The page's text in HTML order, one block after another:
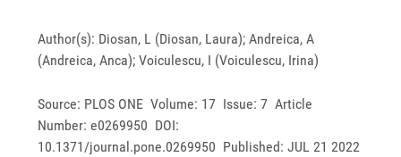
Author(s): Diosan, L (Diosan, Laura); Andreica, A
(Andreica, Anca); Voiculescu, I (Voiculescu, Irina)
Source: PLOS ONE Volume: 17 Issue: 7 Article
Number: e0269950 DOI:
10.1371/journal.pone.0269950 Published: JUL 21 2022